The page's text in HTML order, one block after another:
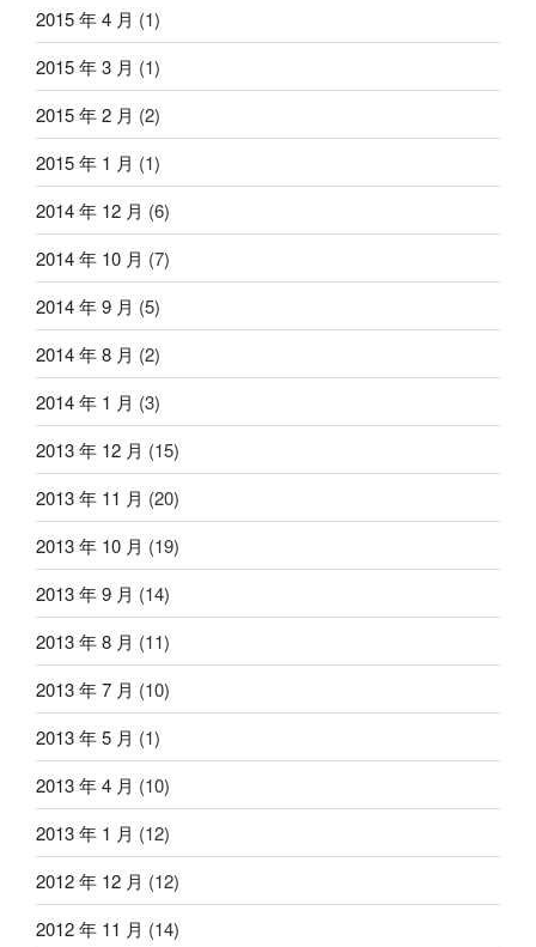
2015 年 4 月 (1)
2015 年 3 月 (1)
2015 年 2 月 (2)
2015 年 1 月 (1)
2014 年 12 月 (6)
2014 年 10 月 (7)
2014 年 9 月 (5)
2014 年 8 月 (2)
2014 年 1 月 (3)
2013 年 12 月 (15)
2013 年 11 月 (20)
2013 年 10 月 (19)
2013 年 9 月 (14)
2013 年 8 月 (11)
2013 年 7 月 (10)
2013 年 5 月 (1)
2013 年 4 月 (10)
2013 年 1 月 (12)
2012 年 12 月 (12)
2012 年 11 月 (14)